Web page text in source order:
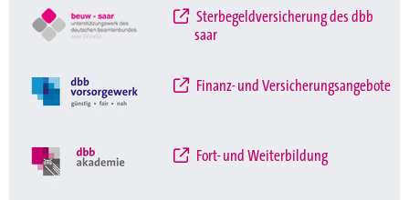
Sterbegeldversicherung des dbb
saar
Finanz- und Versicherungsangebote
Fort- und Weiterbildung